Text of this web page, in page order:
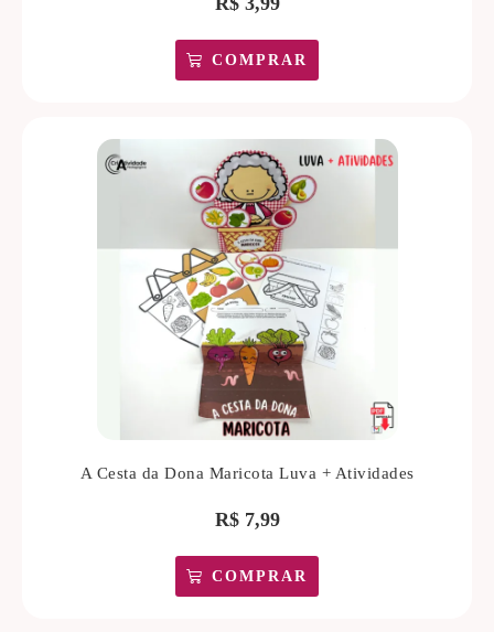
COMPRAR
A Cesta da Dona Maricota Luva + Atividades
R$7,99
COMPRAR